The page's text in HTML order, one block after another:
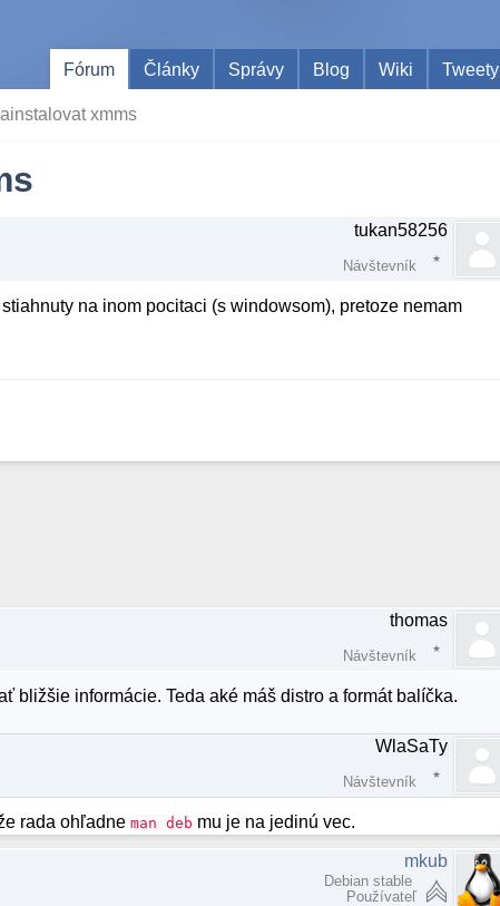
Fórum
Články Správy Blog Wiki Tweety
xmms
tukan58256
Návštevník
na inom pocitaci (s windowsom), pretoze nemam
thomas
Návštevník
bližšie informácie. Teda aké máš distro a formát balíčka.
WlaSaTy
Návštevník
rada ohľadneman deb mu je na jedinú vec.
mkub
Debian stable
Používateľ